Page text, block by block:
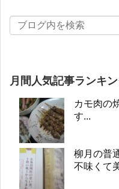
月間人気記事ランキ
カモ肉の
す...
柳月の普
不味くて